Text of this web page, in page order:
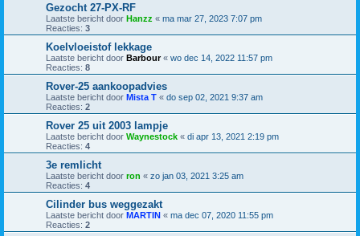
Gezocht 27-PX-RF
Laatste bericht door Hanzz « ma mar 27, 2023 7:07 pm
Reacties: 3
Koelvloeistof lekkage
Laatste bericht door Barbour« wo dec 14, 2022 11:57 pm
Reacties: 8
Rover-25 aankoopadvies
Laatste bericht door Mista T « do sep 02, 2021 9:37 am
Reacties: 2
Rover 25 uit 2003 lampje
Laatste bericht door Waynestock « di apr 13, 2021 2:19 pm
Reacties: 4
3e remlicht
Laatste bericht door ron « zo jan 03, 2021 3:25 am
Reacties: 4
Cilinder bus weggezakt
Laatste bericht door MARTIN « ma dec 07, 2020 11:55 pm
Reacties: 2